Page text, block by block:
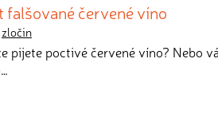
červené víno
zločin
pijete poctivé červené víno? Nebo